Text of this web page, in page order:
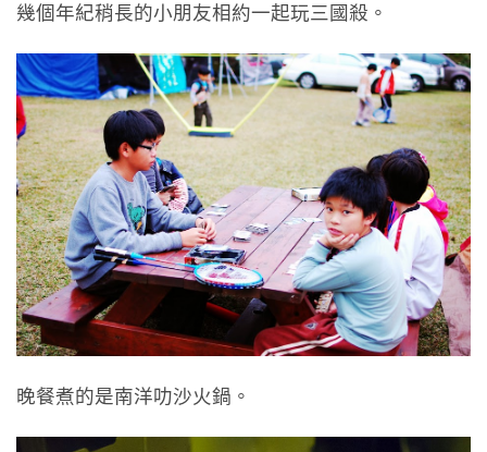
幾個年紀稍長的小朋友相約一起玩三國殺。
晚餐煮的是南洋叻沙火鍋。